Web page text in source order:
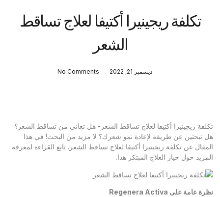
تكلفة ريجينيرا أكتيفا لعلاج تساقط
الشعر
ديسمبر 21, 2022 No Comments
تكلفة ريجينيرا أكتيفا لعلاج تساقط الشعر- هل تعاني من تساقط الشعر؟
هل تبحثين عن طريقة لإعادة نمو شعرك؟ لا مزيد من البحث! في هذا
المقال عن تكلفة ريجينيرا أكتيفا لعلاج تساقط الشعر. تابع القراءة لمعرفة
المزيد حول خيار العلاج المبتكر هذا.
نظرة عامة على